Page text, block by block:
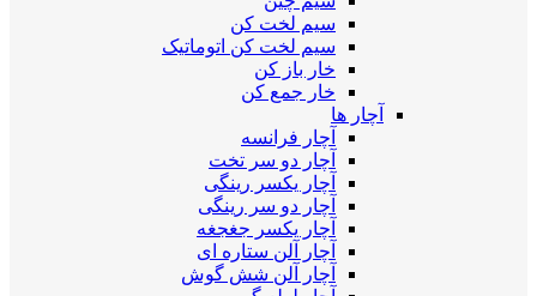
سیم لخت کن
سیم لخت کن اتوماتیک
خار باز کن
خار جمع کن
آچار ها
آچار فرانسه
آچار دو سر تخت
آچار یکسر رینگی
آچار دو سر رینگی
آچار یکسر جغجغه
آچار آلن ستاره ای
آچار آلن شش گوش